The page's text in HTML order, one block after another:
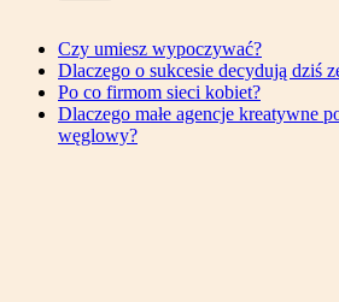
Czy umiesz wypoczywać?
Dlaczego o sukcesie decydują dziś
Po co firmom sieci kobiet?
Dlaczego małe agencje kreatywne
węglowy?